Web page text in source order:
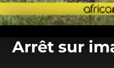
seconds
Arrêt sur